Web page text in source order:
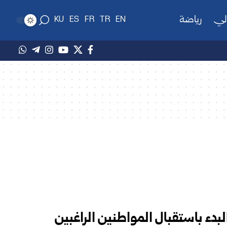
رياضة EN
TR
FR
ES
KU
باستقبال المواطنين الراغبين